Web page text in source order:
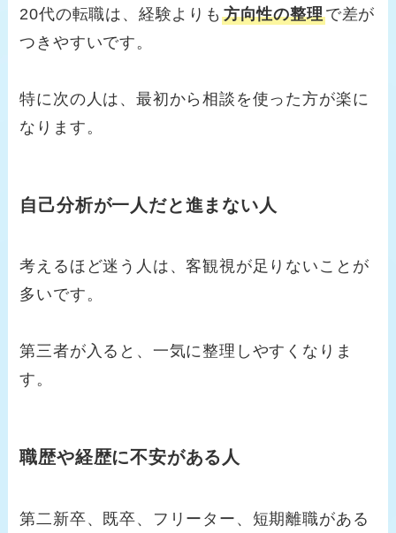
20代の転職は、経験よりも 方向性の整理で差が
つきやすいです。
特に次の人は、最初から相談を使った方が楽に
なります。
自己分析が一人だと進まない人
考えるほど迷う人は、客観視が足りないことが
多いです。
第三者が入ると、一気に整理しやすくなりま
す。
職歴や経歴に不安がある人
第二新卒、既卒、フリーター、短期離職がある